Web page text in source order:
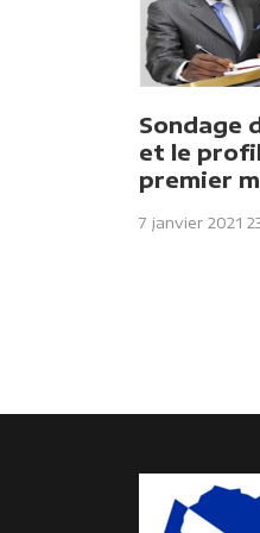
Sondage
et le
premier
7 janvier 2021